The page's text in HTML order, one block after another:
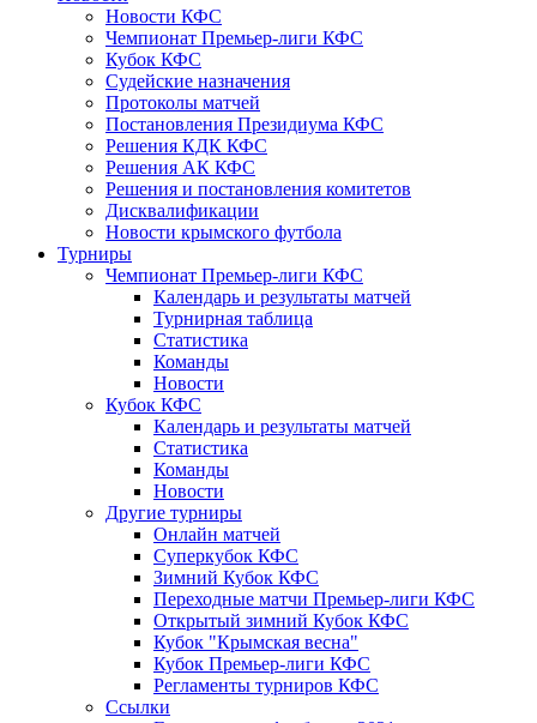
Новости КФС
Чемпионат Премьер-лиги КФС
Кубок КФС
Судейские назначения
Протоколы матчей
Постановления Президиума КФС
Решения КДК КФС
Решения АК КФС
Решения и постановления комитетов
Дисквалификации
Новости крымского футбола
Турниры
Чемпионат Премьер-лиги КФС
Календарь и результаты матчей
Турнирная таблица
Статистика
Команды
Новости
Кубок КФС
Календарь и результаты матчей
Статистика
Команды
Новости
Другие турниры
Онлайн матчей
Суперкубок КФС
Зимний Кубок КФС
Переходные матчи Премьер-лиги КФС
Открытый зимний Кубок КФС
Кубок "Крымская весна"
Кубок Премьер-лиги КФС
Регламенты турниров КФС
Ссылки